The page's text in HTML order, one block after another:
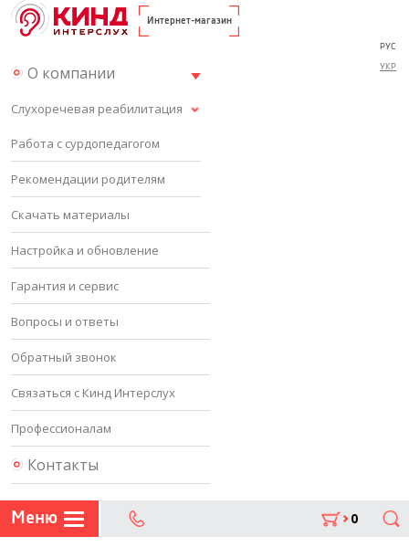
Интернет-магазин
О компании
Слухоречевая реабилитация
Работа с сурдопедагогом
Рекомендации родителям
Скачать материалы
Настройка и обновление
Гарантия и сервис
Вопросы и ответы
Обратный звонок
Связаться с Кинд Интерслух
Профессионалам
Контакты
РУС
УКР
Меню 0